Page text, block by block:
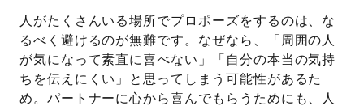
人がたくさんいる場所でプロポーズをするのは、な
るべく避けるのが無難です。なぜなら、「周囲の人
が気になって素直に喜べない」「自分の本当の気持
ちを伝えにくい」と思ってしまう可能性があるた
め。パートナーに心から喜んでもらうためにも、人